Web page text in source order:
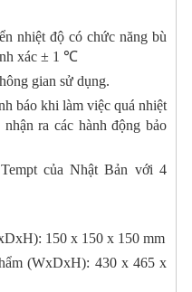
nhiệt độ có chức năng bù
xác ± 1 ℃
gian sử dụng.
báo khi làm việc quá nhiệt
ra các hành động bảo
của Nhật Bản với 4
150 x 150 x 150 mm
(WxDxH): 430 x 465 x